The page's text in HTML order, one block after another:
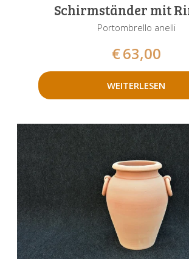
Schirmständer mit
Portombrello anelli
€63,00
WEITERLESEN